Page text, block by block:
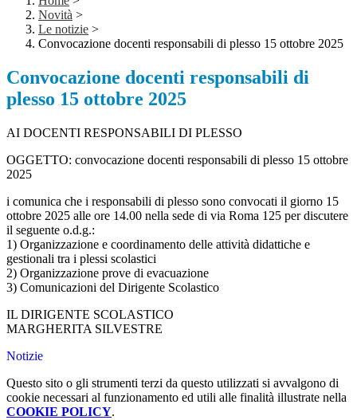
Novità >
Le notizie >
Convocazione docenti responsabili di plesso 15 ottobre 2025
Convocazione docenti responsabili di
plesso 15 ottobre 2025
AI DOCENTI RESPONSABILI DI PLESSO
OGGETTO: convocazione docenti responsabili di plesso 15 ottobre
2025
i comunica che i responsabili di plesso sono convocati il giorno 15
ottobre 2025 alle ore 14.00 nella sede di via Roma 125 per discutere
il seguente o.d.g.:
1) Organizzazione e coordinamento delle attività didattiche e
gestionali tra i plessi scolastici
2) Organizzazione prove di evacuazione
3) Comunicazioni del Dirigente Scolastico
IL DIRIGENTE SCOLASTICO
MARGHERITA SILVESTRE
Notizie
Questo sito o gli strumenti terzi da questo utilizzati si avvalgono di
cookie necessari al funzionamento ed utili alle finalità illustrate nella
COOKIE POLICY.